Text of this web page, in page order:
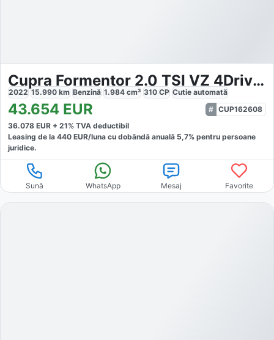
Cupra Formentor 2.0 TSI VZ 4Drive DSG
2022 15.990 km Benzină 1.984 cm³ 310 CP Cutie automată
43.654 EUR
CUP162608
36.078 EUR + 21% TVA deductibil
Leasing de la 440 EUR/luna cu dobăndă anuală 5,7% pentru persoane
juridice.
Sună WhatsApp Mesaj Favorite